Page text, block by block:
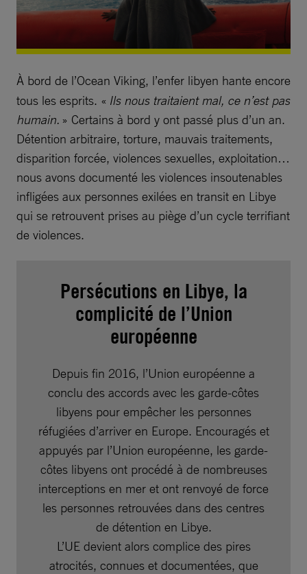
À bord de l’Ocean Viking, l’enfer libyen hante encore
tous les esprits. « Ils nous traitaient mal, ce n’est pas
humain. » Certains à bord y ont passé plus d’un an.
Détention arbitraire, torture, mauvais traitements,
disparition forcée, violences sexuelles, exploitation…
nous avons documenté les violences insoutenables
infligées aux personnes exilées en transit en Libye
qui se retrouvent prises au piège d’un cycle terrifiant
de violences.
Persécutions en Libye, la
complicité de l’Union
européenne
Depuis fin 2016, l’Union européenne a
conclu des accords avec les garde-côtes
libyens pour empêcher les personnes
réfugiées d’arriver en Europe. Encouragés et
appuyés par l’Union européenne, les garde-
côtes libyens ont procédé à de nombreuses
interceptions en mer et ont renvoyé de force
les personnes retrouvées dans des centres
de détention en Libye.
L’UE devient alors complice des pires
atrocités, connues et documentées, que